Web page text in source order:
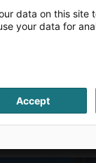
data on this
your data for
Accept